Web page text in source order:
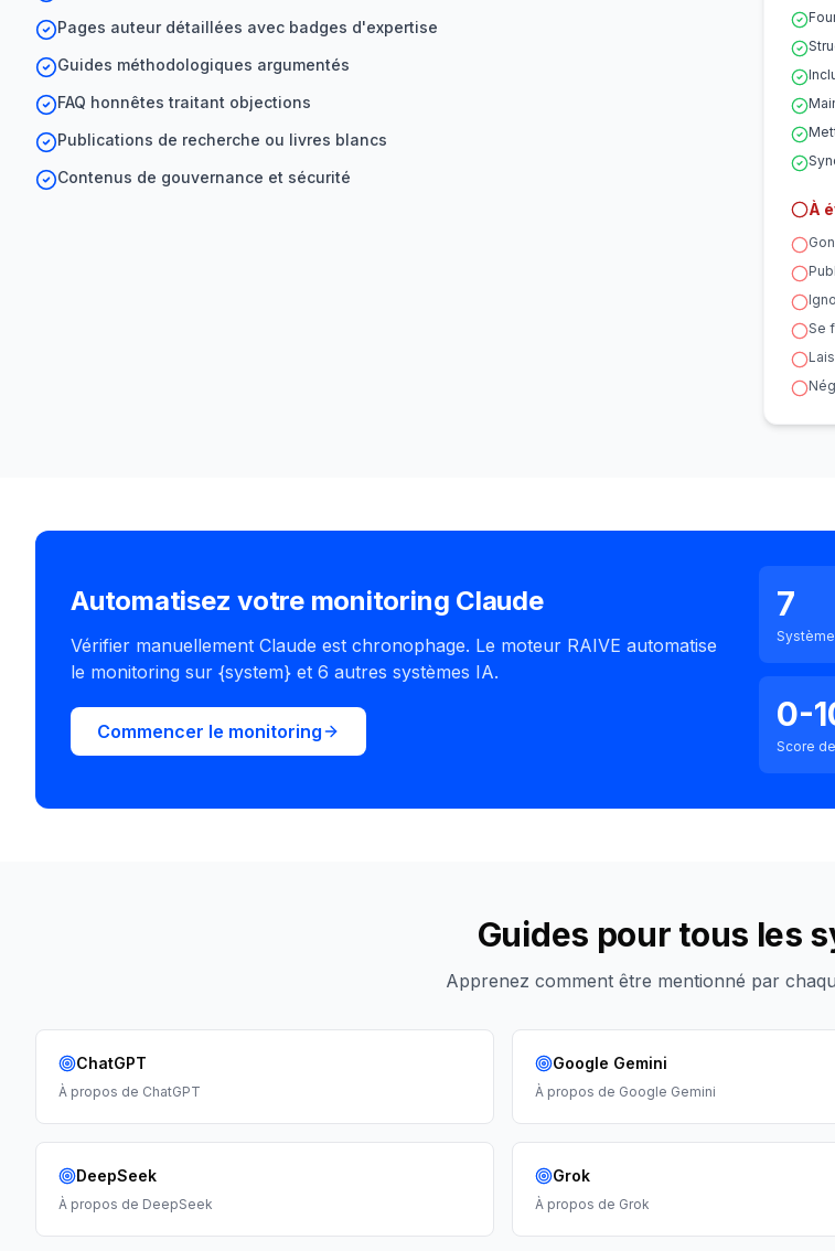
Pages auteur détaillées avec badges d'expertise
Guides méthodologiques argumentés
FAQ honnêtes traitant objections
Publications de recherche ou livres blancs
Contenus de gouvernance et sécurité
À
Se
Automatisez votre monitoring Claude
Vérifier manuellement Claude est chronophage. Le moteur RAIVE automatise
le monitoring sur {system} et 6 autres systèmes IA.
Commencer le monitoring
7
0-
Score
Guides pour tous les
Apprenez comment être mentionné par
ChatGPT
À propos de ChatGPT
Google Gemini
À propos de Google Gemini
DeepSeek
À propos de DeepSeek
Grok
À propos de Grok